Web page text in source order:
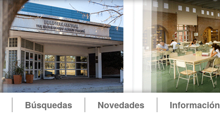
Búsquedas Novedades Información